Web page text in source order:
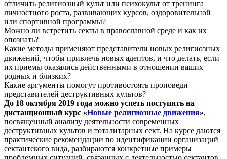
отличить религиозный культ или психокульт от тренинга
личностного роста, развивающих курсов, оздоровительной
или спортивной программы?
Можно ли встретить секты в православной среде и как их
опознать?
Какие методы применяют представители новых религиозных
движений, чтобы привлечь новых адептов, и что делать, если
их приемы оказались действенными в отношении ваших
родных и близких?
Какие аргументы помогут противостоять проповеди
представителей деструктивных культов?
До 18 октября 2019 года можно успеть поступить на
дистанционный курс «Новые религиозные движения»,
посвященный анализу деятельности современных
деструктивных культов и тоталитарных сект. На курсе даются
практические рекомендации по идентификации организаций
сектантского вида, разбираются конкретные примеры